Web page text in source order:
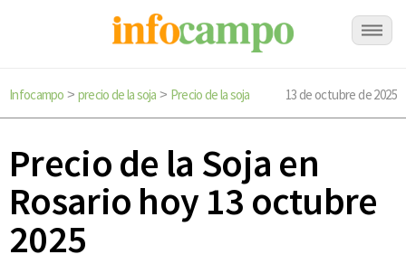
Infocampo > precio de la soja > Precio de la soja 13 de octubre de 2025
Precio de la Soja en
Rosario hoy 13 octubre
2025